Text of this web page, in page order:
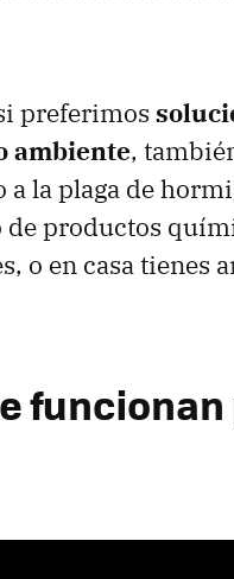
preferimos
ambiente,
la plaga de
de productos
o en casa tienes
funcionan